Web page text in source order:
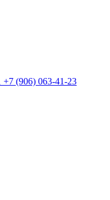
+7 (906) 063-41-23